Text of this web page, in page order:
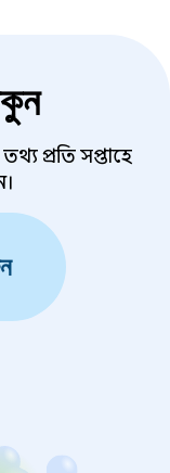
প্রতি সপ্তাহে